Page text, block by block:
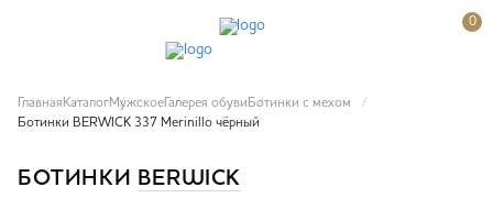
0
Главная КаталогМужское Галерея обуви Ботинки с мехом
Ботинки BERWICK 337 Merinillo чёрный
БОТИНКИ BERWICK